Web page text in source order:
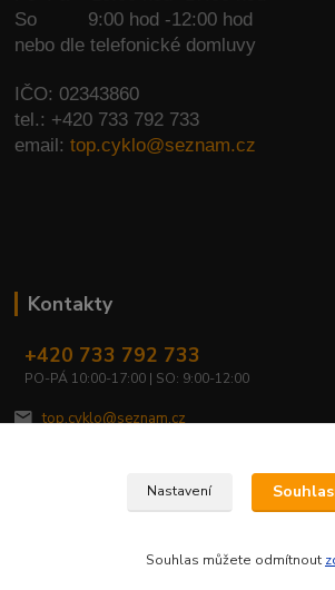
So
9:00 hod -12:00 hod
nebo dle telefonické domluvy
IČO: 02343860
tel.: +420 733 792 733
email:top.cyklo@seznam.cz
Kontakty
+420 733 792 733
PO-PÁ 10:00-17:00 | SO: 9:00-12:00
top.cyklo@seznam.cz
Nastavení
Souhlas můžete odmítnout